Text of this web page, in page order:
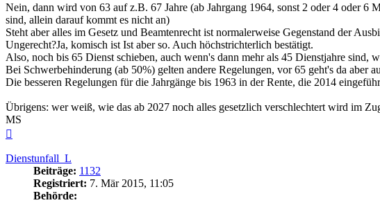
Nein, dann wird von 63 auf z.B. 67 Jahre (ab Jahrgang 1964, sonst 2 oder 4 oder 6
sind, allein darauf kommt es nicht an)
Steht aber alles im Gesetz und Beamtenrecht ist normalerweise Gegenstand der
Ungerecht?Ja, komisch ist Ist aber so. Auch höchstrichterlich bestätigt.
Also, noch bis 65 Dienst schieben, auch wenn's dann mehr als 45 Dienstjahre sind,
Bei Schwerbehinderung (ab 50%) gelten andere Regelungen, vor 65 geht's da aber
Die besseren Regelungen für die Jahrgänge bis 1963 in der Rente, die 2014
Übrigens: wer weiß, wie das ab 2027 noch alles gesetzlich verschlechtert wird im
MS
Dienstunfall_L
Beiträge: 1132
Registriert: 7. Mär 2015, 11:05
Behörde: